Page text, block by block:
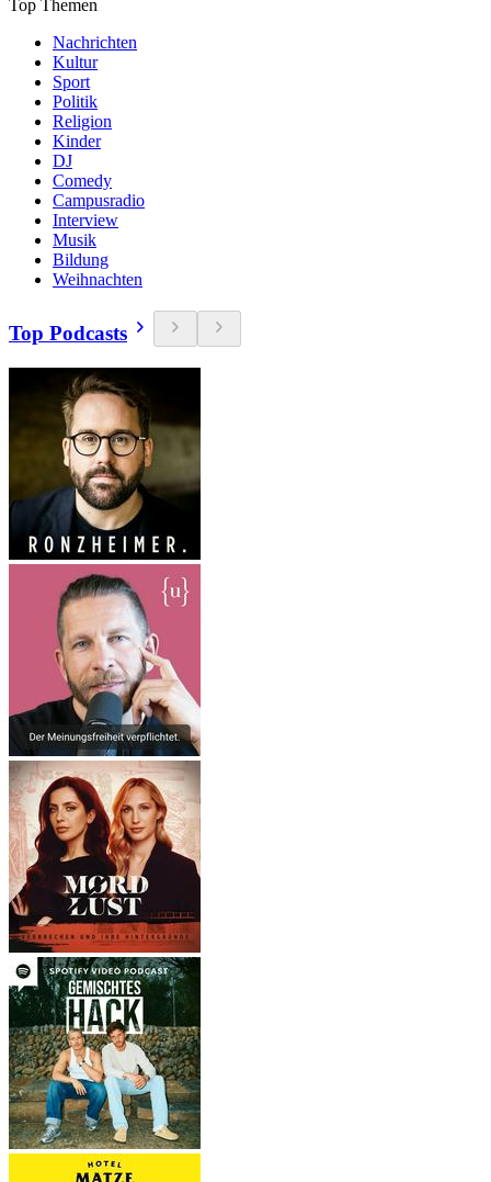
Top Themen
Nachrichten
Kultur
Sport
Politik
Religion
Kinder
DJ
Comedy
Campusradio
Interview
Musik
Bildung
Weihnachten
Top Podcasts